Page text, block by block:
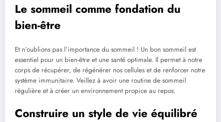
Le sommeil comme fondation du
bien-être
Et n’oublions pas l’importance du sommeil ! Un bon sommeil est
essentiel pour un bien-être et une santé optimale. Il permet à notre
corps de récupérer, de régénérer nos cellules et de renforcer notre
système immunitaire. Veillez à avoir une routine de sommeil
régulière et à créer un environnement propice au repos.
Construire un style de vie équilibré